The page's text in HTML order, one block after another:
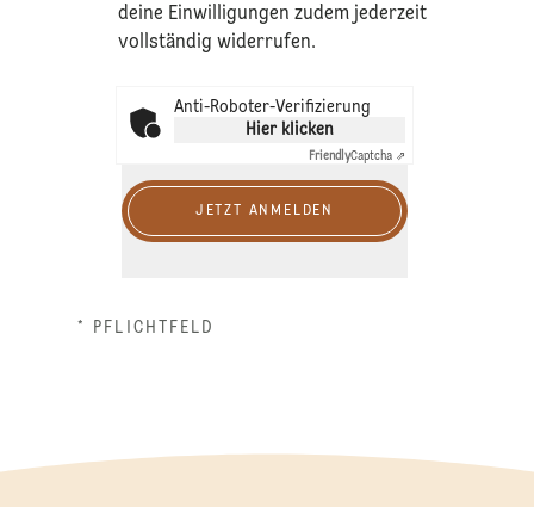
deine Einwilligungen zudem jederzeit
vollständig widerrufen.
Anti-Roboter-Verifizierung
Hier klicken
FriendlyCaptcha ⇗
JETZT ANMELDEN
* PFLICHTFELD